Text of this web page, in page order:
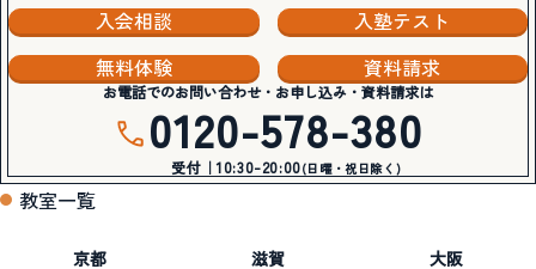
入会相談
入塾テスト
無料体験
資料請求
お電話でのお問い合わせ・お申し込み・資料請求は
0120-578-380
受付｜10:30-20:00(日曜・祝日除く)
教室一覧
京都 滋賀 大阪